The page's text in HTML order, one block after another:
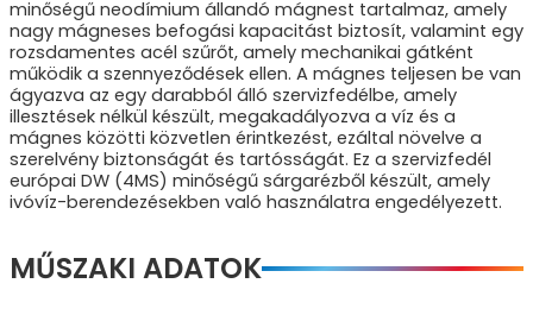
minőségű neodímium állandó mágnest tartalmaz, amely
nagy mágneses befogási kapacitást biztosít, valamint egy
rozsdamentes acél szűrőt, amely mechanikai gátként
működik a szennyeződések ellen. A mágnes teljesen be van
ágyazva az egy darabból álló szervizfedélbe, amely
illesztések nélkül készült, megakadályozva a víz és a
mágnes közötti közvetlen érintkezést, ezáltal növelve a
szerelvény biztonságát és tartósságát. Ez a szervizfedél
európai DW (4MS) minőségű sárgarézből készült, amely
ivóvíz-berendezésekben való használatra engedélyezett.
MŰSZAKI ADATOK